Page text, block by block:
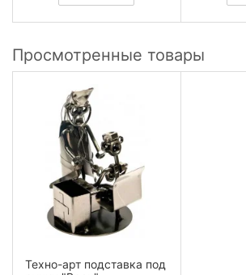
Просмотренные товары
Техно-арт подставка под